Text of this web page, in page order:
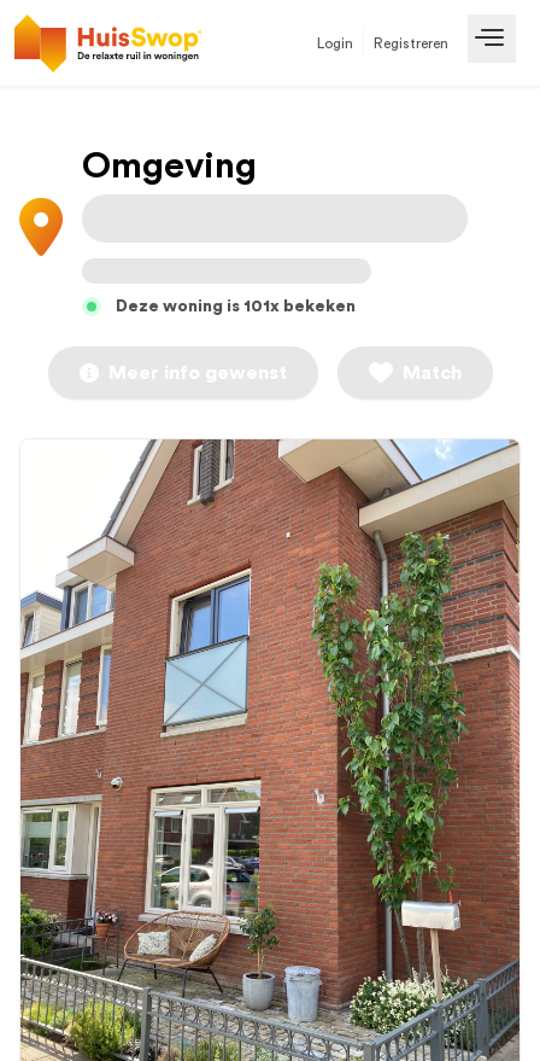
Login Registreren
Omgeving
Deze woning is 101x bekeken
Meer info gewenst Match